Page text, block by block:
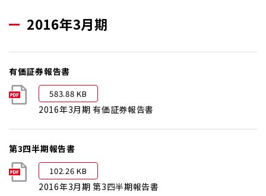
2016年3月期
有価証券報告書
583.88 KB
2016年3月期 有価証券報告書
第3四半期報告書
102.26 KB
2016年3月期 第3四半期報告書